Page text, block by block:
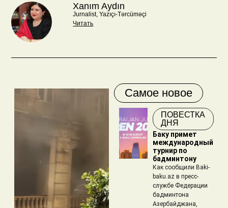
Xanım Aydın
Jurnalist, Yazıçı-Tərcüməçi
Читать
Самое новое
ПОВЕСТКА
ДНЯ
Баку примет
международный
турнир по
бадминтону
Как сообщили Baki-
baku.az в пресс-
службе Федерации
бадминтона
Азербайджана,